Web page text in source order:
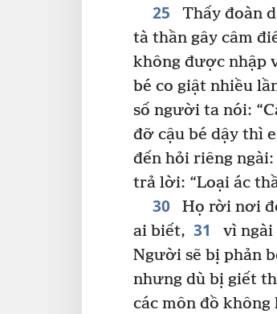
25
Thấy đoàn
tà thần gây câm
không được nhập
bé co giật nhiều
số người ta nói:
đỡ cậu bé dậy thì
đến hỏi riêng
trả lời: “Loại ác
30
Họ rời nơi
ai biết, 31
vì ngài
Người sẽ bị phản
nhưng dù bị giết
các môn đồ